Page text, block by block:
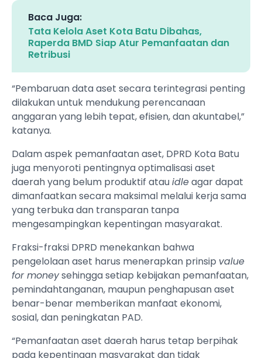
Baca Juga:
Tata Kelola Aset Kota Batu Dibahas,
Raperda BMD Siap Atur Pemanfaatan dan
Retribusi
“Pembaruan data aset secara terintegrasi penting
dilakukan untuk mendukung perencanaan
anggaran yang lebih tepat, efisien, dan akuntabel,”
katanya.
Dalam aspek pemanfaatan aset, DPRD Kota Batu
juga menyoroti pentingnya optimalisasi aset
daerah yang belum produktif atauidleagar dapat
dimanfaatkan secara maksimal melalui kerja sama
yang terbuka dan transparan tanpa
mengesampingkan kepentingan masyarakat.
Fraksi-fraksi DPRD menekankan bahwa
pengelolaan aset harus menerapkan prinsip value
for moneysehingga setiap kebijakan pemanfaatan,
pemindahtanganan, maupun penghapusan aset
benar-benar memberikan manfaat ekonomi,
sosial, dan peningkatan PAD.
“Pemanfaatan aset daerah harus tetap berpihak
pada kepentingan masyarakat dan tidak